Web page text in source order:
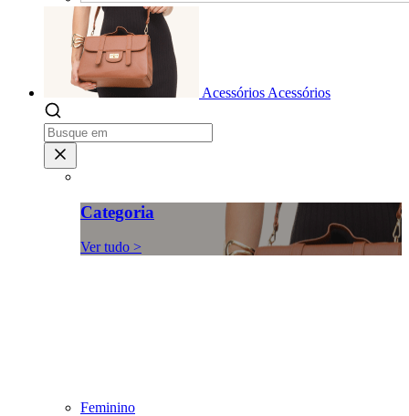
Acessórios Acessórios
Categoria
Ver tudo >
Feminino